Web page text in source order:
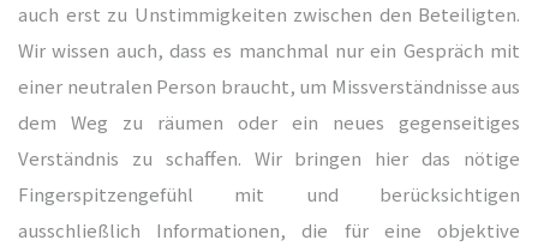
auch erst zu Unstimmigkeiten zwischen den Beteiligten.
Wir wissen auch, dass es manchmal nur ein Gespräch mit
einer neutralen Person braucht, um Missverständnisse aus
dem Weg zu räumen oder ein neues gegenseitiges
Verständnis zu schaffen. Wir bringen hier das nötige
Fingerspitzengefühl mit und berücksichtigen
ausschließlich Informationen, die für eine objektive